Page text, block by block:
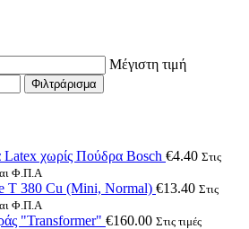
Μέγιστη τιμή
Φιλτράρισμα
Latex χωρίς Πούδρα Bosch €4.40 Στις
Φ.Π.Α
Τ 380 Cu (Mini, Normal) €13.40 Στις
Φ.Π.Α
"Transformer" €160.00 Στις τιμές